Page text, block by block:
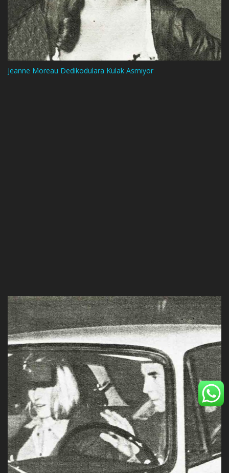
Jeanne Moreau Dedikodulara Kulak Asmıyor